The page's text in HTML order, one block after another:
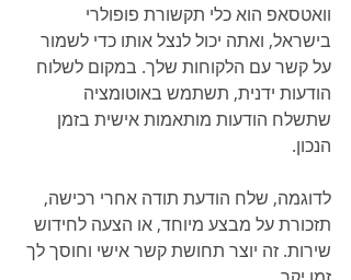
וואטסאפ הוא כלי תקשורת פופולרי
בישראל, ואתה יכול לנצל אותו כדי לשמור
על קשר עם הלקוחות שלך. במקום לשלוח
הודעות ידנית, תשתמש באוטומציה
שתשלח הודעות מותאמות אישית בזמן
הנכון.
לדוגמה, שלח הודעת תודה אחרי רכישה,
תזכורת על מבצע מיוחד, או הצעה לחידוש
שירות. זה יוצר תחושת קשר אישי וחוסך לך